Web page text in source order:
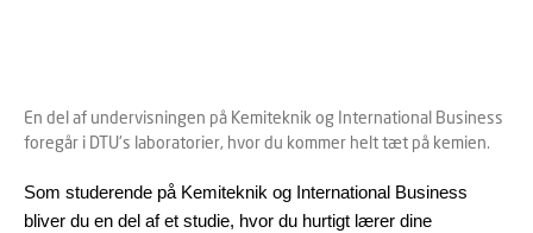
En del af undervisningen på Kemiteknik og International Business
foregår i DTU's laboratorier, hvor du kommer helt tæt på kemien.
Som studerende på Kemiteknik og International Business
bliver du en del af et studie, hvor du hurtigt lærer dine